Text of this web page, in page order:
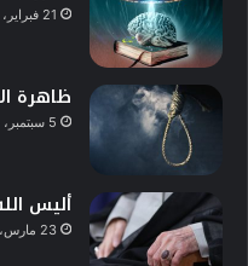
21 فبراير، 2025
ظاهرة
5 سبتمبر، 2025
أليس
23 مارس، 2026